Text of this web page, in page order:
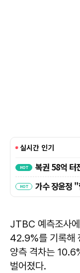
JTBC 예측조사
42.9%를 기록해
양측 격차는
벌어졌다.